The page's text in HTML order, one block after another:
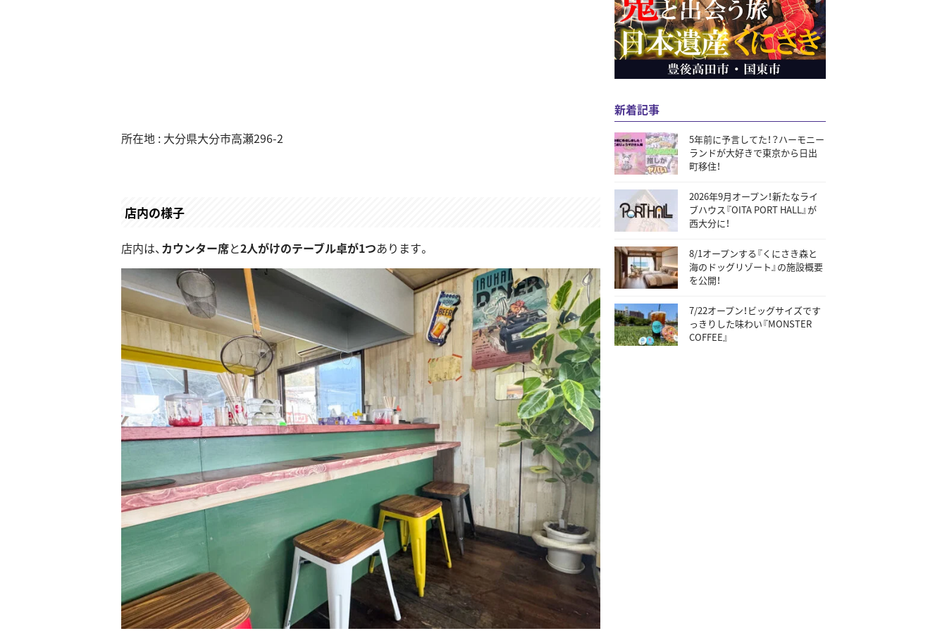
所在地 : 大分県大分市高瀬296-2
店内の様子
店内は、 カウンター席と2人がけのテーブル卓が1つあります。
新着記事
5年前に予言してた！？ハーモニー
ランドが大好きで東京から日出
町移住！
2026年9月オープン！新たなライ
ブハウス『OITA PORT HALL』が
西大分に！
8/1オープンする『くにさき森と
海のドッグリゾート』の施設概要
を公開！
7/22オープン！ビッグサイズです
っきりした味わい『MONSTER
COFFEE』